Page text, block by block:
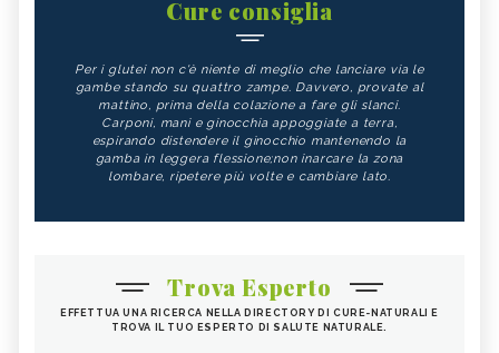
Cure consiglia
Per i glutei non c'è niente di meglio che lanciare via le
gambe stando su quattro zampe. Davvero, provate al
mattino, prima della colazione a fare gli slanci.
Carponi, mani e ginocchia appoggiate a terra,
espirando distendere il ginocchio mantenendo la
gamba in leggera flessione;non inarcare la zona
lombare, ripetere più volte e cambiare lato.
Trova Esperto
EFFETTUA UNA RICERCA NELLA DIRECTORY DI CURE-NATURALI E
TROVA IL TUO ESPERTO DI SALUTE NATURALE.